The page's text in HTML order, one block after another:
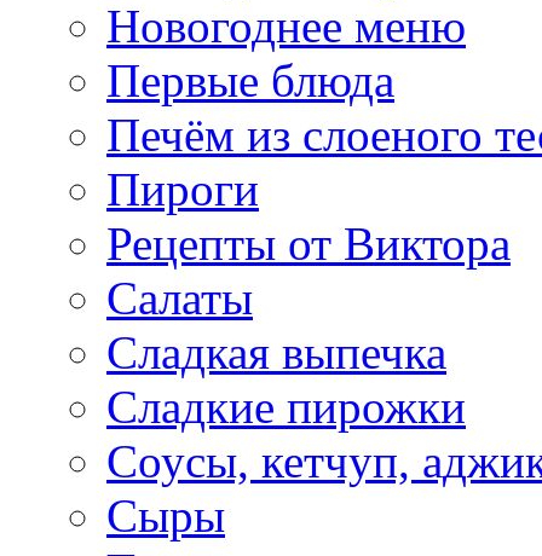
Новогоднее меню
Первые блюда
Печём из слоеного
Пироги
Рецепты от Виктора
Салаты
Сладкая выпечка
Сладкие пирожки
Соусы, кетчуп,
Сыры